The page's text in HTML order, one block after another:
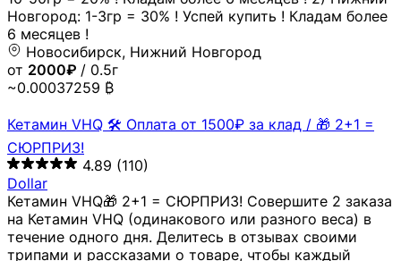
Новгород: 1-3гр = 30% ! Успей купить ! Кладам более
6 месяцев !
Новосибирск, Нижний Новгород
от 2000₽ / 0.5г
~0.00037259 ₿
Кетамин VHQ 🛠 Оплата от 1500₽ за клад / 🎁 2+1 =
СЮРПРИЗ!
4.89 (110)
Dollar
Кетамин VHQ🎁 2+1 = СЮРПРИЗ! Совершите 2 заказа
на Кетамин VHQ (одинакового или разного веса) в
течение одного дня. Делитесь в отзывах своими
трипами и рассказами о товаре, чтобы каждый